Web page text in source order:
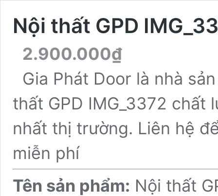
Nội thất GPD
2.900.000₫
Gia Phát Door là nhà
thất GPD IMG_3372 chất
nhất thị trường. Liên hệ
miễn phí
Tên sản phẩm: Nội thất